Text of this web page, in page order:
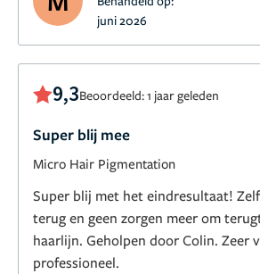
juni 2026
9,3Beoordeeld: 1 jaar geleden
Super blij mee
Micro Hair Pigmentation
Super blij met het eindresultaat!
terug en geen zorgen meer om
haarlijn. Geholpen door Colin. Zeer
professioneel.